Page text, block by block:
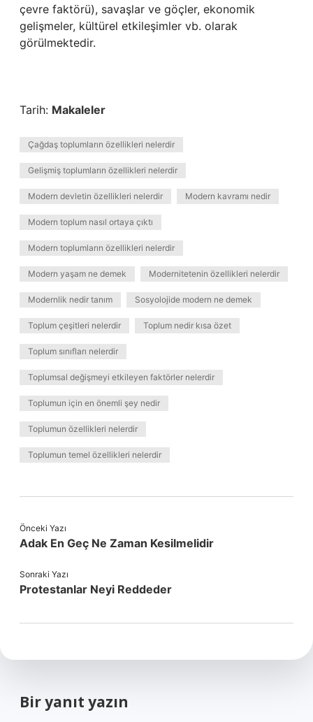
çevre faktörü), savaşlar ve göçler, ekonomik
gelişmeler, kültürel etkileşimler vb. olarak
görülmektedir.
Tarih: Makaleler
Çağdaş toplumların özellikleri nelerdir
Gelişmiş toplumların özellikleri nelerdir
Modern devletin özellikleri nelerdir Modern kavramı nedir
Modern toplum nasıl ortaya çıktı
Modern toplumların özellikleri nelerdir
Modern yaşam ne demek Modernitetenin özellikleri nelerdir
Modernlik nedir tanım Sosyolojide modern ne demek
Toplum çeşitleri nelerdir Toplum nedir kısa özet
Toplum sınıfları nelerdir
Toplumsal değişmeyi etkileyen faktörler nelerdir
Toplumun için en önemli şey nedir
Toplumun özellikleri nelerdir
Toplumun temel özellikleri nelerdir
Önceki Yazı
Adak En Geç Ne Zaman Kesilmelidir
Sonraki Yazı
Protestanlar Neyi Reddeder
Bir yanıt yazın